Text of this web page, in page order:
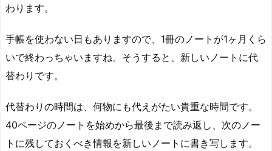
わります。
手帳を使わない日もありますので、1冊のノートが1ヶ月くら
いで終わっちゃいますね。そうすると、新しいノートに代
替わりです。
代替わりの時間は、何物にも代えがたい貴重な時間です。
40ページのノートを始めから最後まで読み返し、次のノー
トに残しておくべき情報を新しいノートに書き写します。